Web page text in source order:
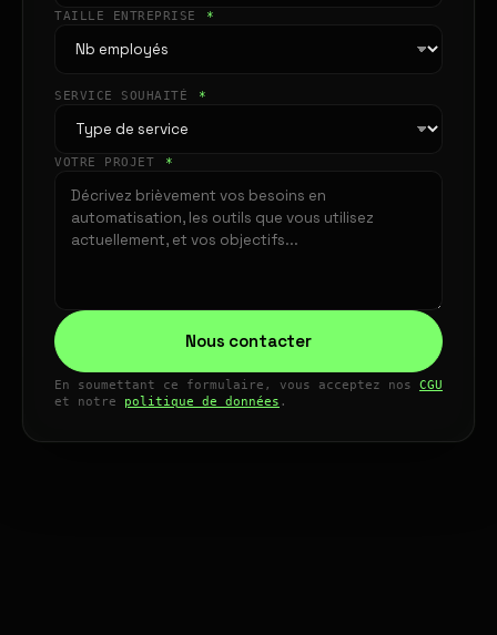
TAILLE ENTREPRISE *
SERVICE SOUHAITÉ *
VOTRE PROJET *
Nous contacter
En soumettant ce formulaire, vous acceptez nos CGU
et notre politique de données .